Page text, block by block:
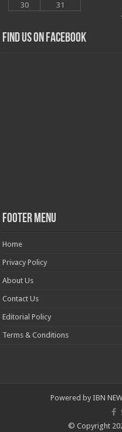
30
31
Find us on Facebook
Footer Menu
Home
Privacy Policy
About Us
Contact Us
Editorial Policy
Terms & Conditions
Powered by IBN
© Copyright